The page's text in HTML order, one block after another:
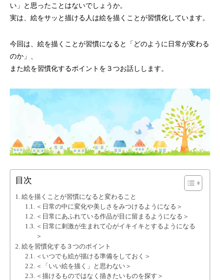
い」と思ったことはないでしょうか。
実は、絵をサッと描ける人は絵を描くことが習慣化しています。
今回は、絵を描くことが習慣になると「どのように日常が変わる
のか」、
また絵を習慣化するポイントを３つお話しします。
目次
絵を描くことが習慣になると変わること
＜日常の中に変化や美しさをみつけるようになる＞
＜日常にあふれている作品が目に留まるようになる＞
＜日常に刺激が生まれて心がイキイキとするようになる
＞
絵を習慣化する３つのポイント
＜いつでも絵が描ける準備をしておく＞
＜「いい絵を描く」と思わない＞
＜描けるものではなく描きたいものを探す＞